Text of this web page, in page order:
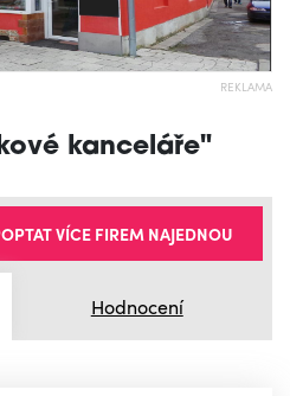
REKLAMA
kanceláře"
Hodnocení
VÍCE FIREM NAJEDNOU